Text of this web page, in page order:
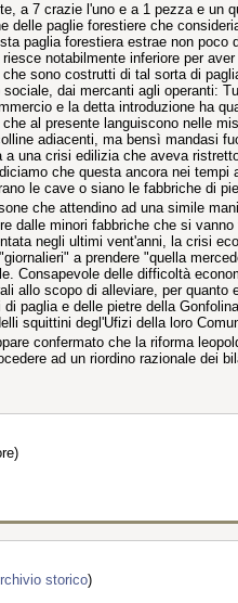
a 7 crazie l'uno e a 1 pezza e un
delle paglie forestiere che
paglia forestiera estrae non poco
notabilmente inferiore per
sono costrutti di tal sorta di
dai mercanti agli operanti:
e la detta introduzione ha
al presente languiscono nelle
adiacenti, ma bensì mandasi
una crisi edilizia che aveva
che questa ancora nei tempi
le cave o siano le fabbriche di
che attendino ad una simile
dalle minori fabbriche che si
negli ultimi vent'anni, la crisi
a prendere "quella
Consapevole delle difficoltà
allo scopo di alleviare, per quanto
paglia e delle pietre della
squittini degl'Ufizi della loro
confermato che la riforma
ad un riordino razionale dei
storico)